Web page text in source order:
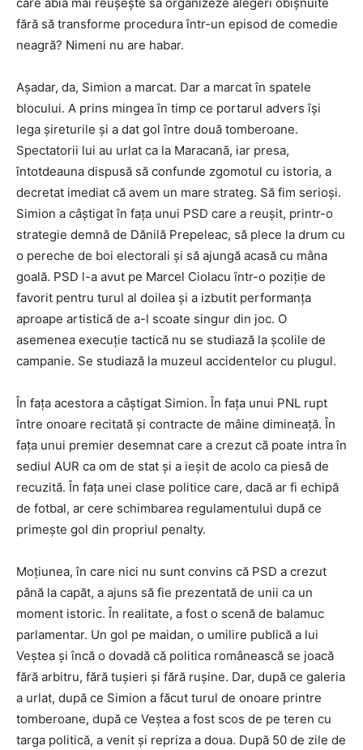
fără să transforme procedura într-un episod de comedie
neagră? Nimeni nu are habar.
Așadar, da, Simion a marcat. Dar a marcat în spatele
blocului. A prins mingea în timp ce portarul advers își
lega șireturile și a dat gol între două tomberoane.
Spectatorii lui au urlat ca la Maracanã, iar presa,
întotdeauna dispusă să confunde zgomotul cu istoria, a
decretat imediat că avem un mare strateg. Să fim serioși.
Simion a câștigat în fața unui PSD care a reușit, printr-o
strategie demnă de Dănilă Prepeleac, să plece la drum cu
o pereche de boi electorali și să ajungă acasă cu mâna
goală. PSD l-a avut pe Marcel Ciolacu într-o poziție de
favorit pentru turul al doilea și a izbutit performanța
aproape artistică de a-l scoate singur din joc. O
asemenea execuție tactică nu se studiază la școlile de
campanie. Se studiază la muzeul accidentelor cu plugul.
În fața acestora a câștigat Simion. În fața unui PNL rupt
între onoare recitată și contracte de mâine dimineață. În
fața unui premier desemnat care a crezut că poate intra în
sediul AUR ca om de stat și a ieșit de acolo ca piesă de
recuzită. În fața unei clase politice care, dacă ar fi echipă
de fotbal, ar cere schimbarea regulamentului după ce
primește gol din propriul penalty.
Moțiunea, în care nici nu sunt convins că PSD a crezut
până la capăt, a ajuns să fie prezentată de unii ca un
moment istoric. În realitate, a fost o scenă de balamuc
parlamentar. Un gol pe maidan, o umilire publică a lui
Veștea și încă o dovadă că politica românească se joacă
fără arbitru, fără tușieri și fără rușine. Dar, după ce galeria
a urlat, după ce Simion a făcut turul de onoare printre
tomberoane, după ce Veștea a fost scos de pe teren cu
targa politică, a venit și repriza a doua. După 50 de zile de